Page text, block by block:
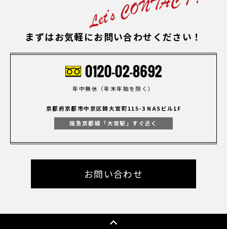
まずはお気軽にお問い合わせください！
年中無休（年末年始を除く）
京都府京都市中京区錦大宮町115-3 NASビル1F
阪急京都線「大宮駅」すぐ近く
お問い合わせ